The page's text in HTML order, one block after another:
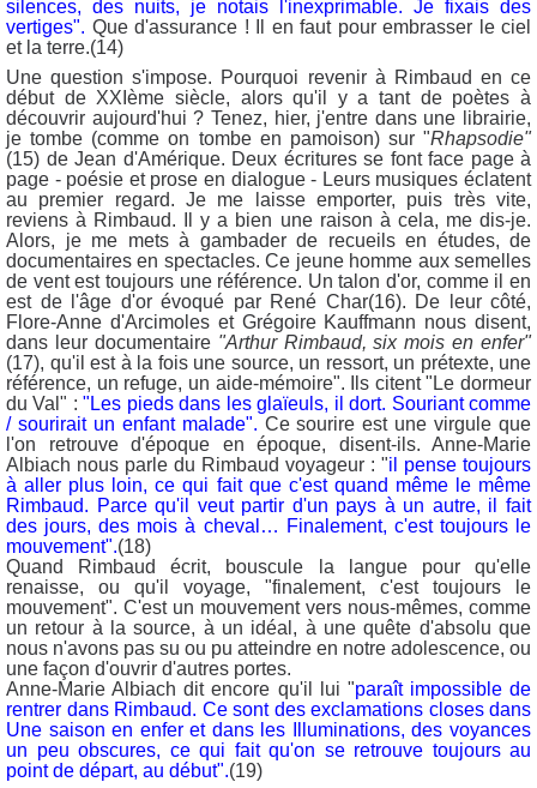
silences, des nuits, je notais l'inexprimable. Je fixais des
vertiges". Que d'assurance ! Il en faut pour embrasser le ciel
et la terre.(14)
Une question s'impose. Pourquoi revenir à Rimbaud en ce
début de XXIème siècle, alors qu'il y a tant de poètes à
découvrir aujourd'hui ? Tenez, hier, j'entre dans une librairie,
je tombe (comme on tombe en pamoison) sur "Rhapsodie"
(15) de Jean d'Amérique. Deux écritures se font face page à
page - poésie et prose en dialogue - Leurs musiques éclatent
au premier regard. Je me laisse emporter, puis très vite,
reviens à Rimbaud. Il y a bien une raison à cela, me dis-je.
Alors, je me mets à gambader de recueils en études, de
documentaires en spectacles. Ce jeune homme aux semelles
de vent est toujours une référence. Un talon d'or, comme il en
est de l'âge d'or évoqué par René Char(16). De leur côté,
Flore-Anne d'Arcimoles et Grégoire Kauffmann nous disent,
dans leur documentaire "Arthur Rimbaud, six mois en enfer"
(17), qu'il est à la fois une source, un ressort, un prétexte, une
référence, un refuge, un aide-mémoire". Ils citent "Le dormeur
du Val" :"Les pieds dans les glaïeuls, il dort. Souriant comme
/ sourirait un enfant malade". Ce sourire est une virgule que
l'on retrouve d'époque en époque, disent-ils. Anne-Marie
Albiach nous parle du Rimbaud voyageur : "il pense toujours
à aller plus loin, ce qui fait que c'est quand même le même
Rimbaud. Parce qu'il veut partir d'un pays à un autre, il fait
des jours, des mois à cheval… Finalement, c'est toujours le
mouvement".(18)
Quand Rimbaud écrit, bouscule la langue pour qu'elle
renaisse, ou qu'il voyage, "finalement, c'est toujours le
mouvement". C'est un mouvement vers nous-mêmes, comme
un retour à la source, à un idéal, à une quête d'absolu que
nous n'avons pas su ou pu atteindre en notre adolescence, ou
une façon d'ouvrir d'autres portes.
Anne-Marie Albiach dit encore qu'il lui "paraît impossible de
rentrer dans Rimbaud. Ce sont des exclamations closes dans
Une saison en enfer et dans les Illuminations, des voyances
un peu obscures, ce qui fait qu'on se retrouve toujours au
point de départ, au début".(19)